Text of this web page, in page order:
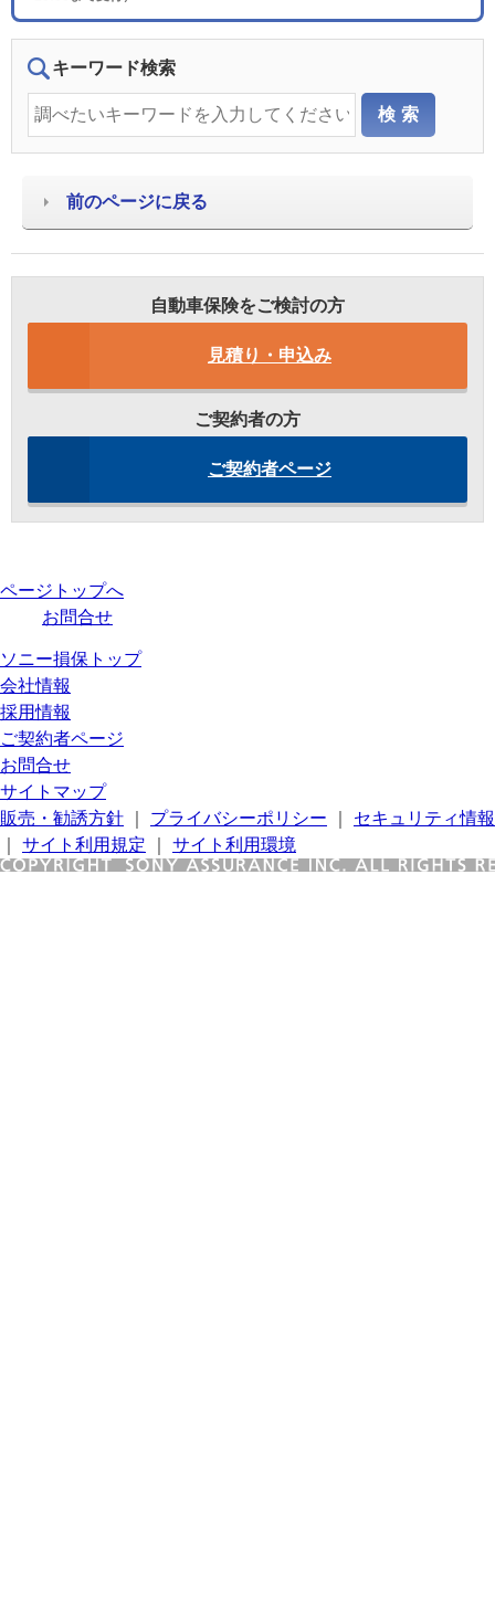
キーワード検索
前のページに戻る
自動車保険をご検討の方
見積り・申込み
ご契約者の方
ご契約者ページ
ページトップへ
お問合せ
ソニー損保トップ
会社情報
採用情報
ご契約者ページ
お問合せ
サイトマップ
販売・勧誘方針
プライバシーポリシー
セキュリティ情報
サイト利用規定 サイト利用環境